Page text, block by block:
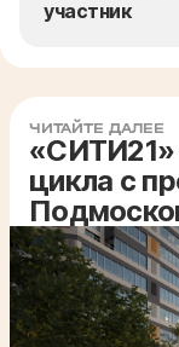
участник
ЧИТАЙТЕ ДАЛЕЕ
«СИТИ21»
цикла с